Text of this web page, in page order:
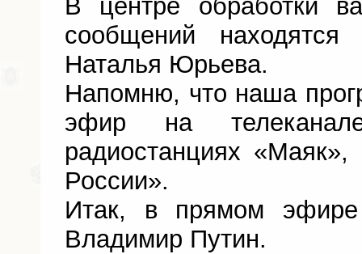
В центре обработки
сообщений
Наталья Юрьева.
Напомню, что наша
эфир на
радиостанциях
России».
Итак, в прямом
Владимир Путин.